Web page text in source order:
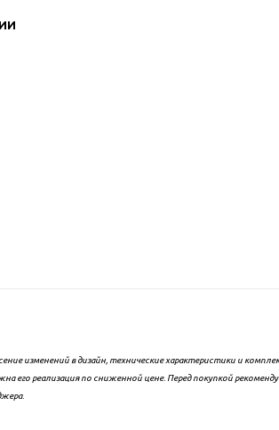
изменений в дизайн, технические характеристики и
его реализация по сниженной цене. Перед покупкой